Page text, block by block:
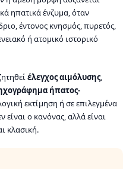
ηπατικά ένζυμα, όταν
έντονος κνησμός, πυρετός,
ή ατομικό ιστορικό
έλεγχος αιμόλυσης,
ήπατος-
εκτίμηση ή σε επιλεγμένα
είναι ο κανόνας, αλλά είναι
κλασική.